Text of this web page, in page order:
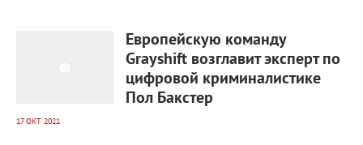
Европейскую команду
Grayshift возглавит эксперт по
цифровой криминалистике
Пол Бакстер
17 ОКТ 2021